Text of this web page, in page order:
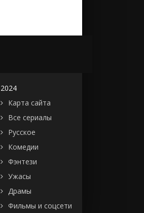
2024
Карта сайта
Все сериалы
Русское
Комедии
Фэнтези
Ужасы
Драмы
Фильмы и соцсети